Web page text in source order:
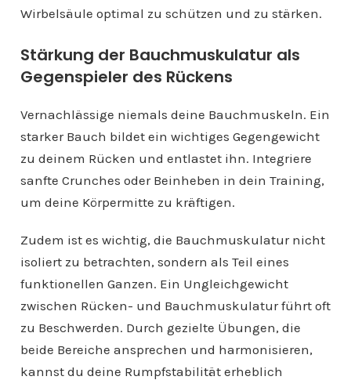
Wirbelsäule optimal zu schützen und zu stärken.
Stärkung der Bauchmuskulatur als
Gegenspieler des Rückens
Vernachlässige niemals deine Bauchmuskeln. Ein
starker Bauch bildet ein wichtiges Gegengewicht
zu deinem Rücken und entlastet ihn. Integriere
sanfte Crunches oder Beinheben in dein Training,
um deine Körpermitte zu kräftigen.
Zudem ist es wichtig, die Bauchmuskulatur nicht
isoliert zu betrachten, sondern als Teil eines
funktionellen Ganzen. Ein Ungleichgewicht
zwischen Rücken- und Bauchmuskulatur führt oft
zu Beschwerden. Durch gezielte Übungen, die
beide Bereiche ansprechen und harmonisieren,
kannst du deine Rumpfstabilität erheblich